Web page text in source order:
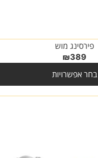
פירסינג מוש
₪389
בחר אפשרויות